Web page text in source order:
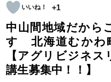
+1
中山間地域だから
す 北海道むかわ
【アグリビジネス
講生募集中！！】